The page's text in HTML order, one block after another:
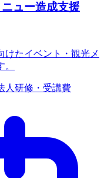
ュー造成支援
けたイベント・観光メ
人 研修・受講費